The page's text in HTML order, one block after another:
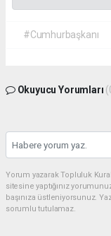
#Cumhurbaşkanı
Okuyucu Yorumları
Yorum yazarak Topluluk
sitesine yaptığınız
başınıza üstleniyorsunuz.
sorumlu tutulamaz.